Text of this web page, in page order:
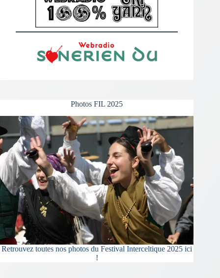
Photos FIL 2025
Retrouvez toutes nos photos du Festival Interceltique 2025 ici
!